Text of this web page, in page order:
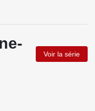
Voir la série